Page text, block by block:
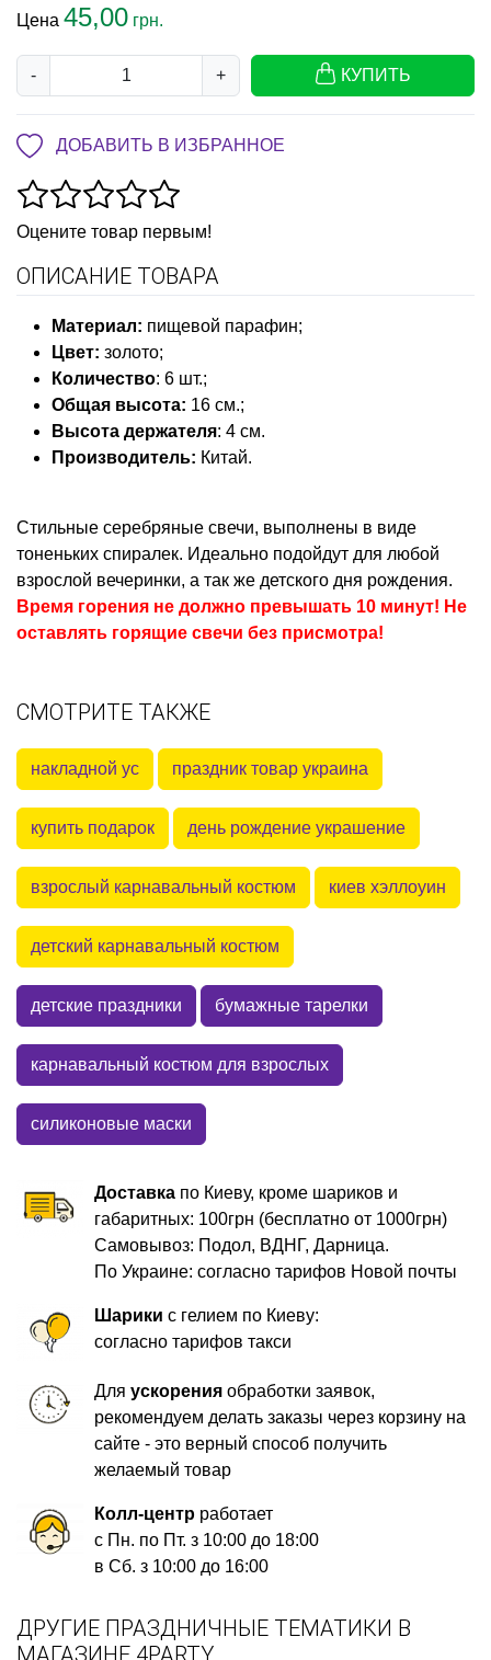
Цена 45,00 грн.
- + КУПИТЬ
ДОБАВИТЬ В ИЗБРАННОЕ
Оцените товар первым!
ОПИСАНИЕ ТОВАРА
Материал: пищевой парафин;
Цвет: золото;
Количество: 6 шт.;
Общая высота: 16 см.;
Высота держателя: 4 см.
Производитель: Китай.
Стильные серебряные свечи, выполнены в виде
тоненьких спиралек. Идеально подойдут для любой
взрослой вечеринки, а так же детского дня рождения.
Время горения не должно превышать 10 минут! Не
оставлять горящие свечи без присмотра!
СМОТРИТЕ ТАКЖЕ
накладной ус праздник товар украина
купить подарок день рождение украшение
взрослый карнавальный костюм киев хэллоуин
детский карнавальный костюм
детские праздники бумажные тарелки
карнавальный костюм для взрослых
силиконовые маски
Доставка по Киеву, кроме шариков и
габаритных: 100грн (бесплатно от 1000грн)
Самовывоз: Подол, ВДНГ, Дарница.
По Украине: согласно тарифов Новой почты
Шарики с гелием по Киеву:
согласно тарифов такси
Дляускорения обработки заявок,
рекомендуем делать заказы через корзину на
сайте - это верный способ получить
желаемый товар
Колл-центр работает
с Пн. по Пт. з 10:00 до 18:00
в Сб. з 10:00 до 16:00
ДРУГИЕ ПРАЗДНИЧНЫЕ ТЕМАТИКИ В
МАГАЗИНЕ 4PARTY